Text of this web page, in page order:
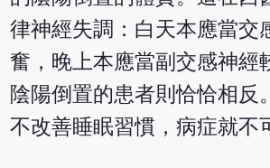
律神經失調：白天本應當交
奮，晚上本應當副交感神經
陰陽倒置的患者則恰恰相反
不改善睡眠習慣，病症就不